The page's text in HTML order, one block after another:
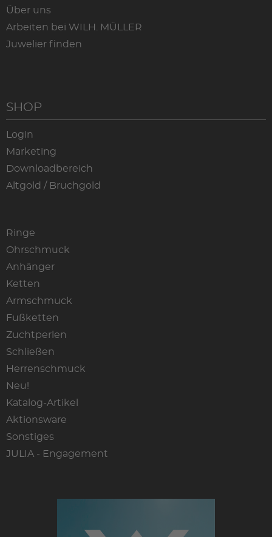
Über uns
Arbeiten bei WILH. MÜLLER
Juwelier finden
SHOP
Login
Marketing
Downloadbereich
Altgold / Bruchgold
Ringe
Ohrschmuck
Anhänger
Ketten
Armschmuck
Fußketten
Zuchtperlen
Schließen
Herrenschmuck
Neu!
Katalog-Artikel
Aktionsware
Sonstiges
JULIA - Engagement